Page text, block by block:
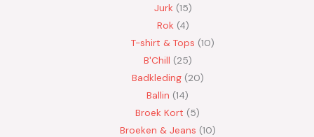
Jurk 15
Rok 4
T-shirt & Tops 10
B'Chill 25
Badkleding 20
Ballin 14
Broek Kort 5
Broeken & Jeans 10